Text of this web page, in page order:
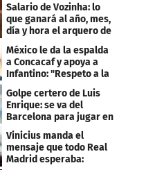
Salario de Vozinha: lo
que ganará al año, mes,
día y hora el arquero de
Cabo Verde
México le da la espalda
a Concacaf y apoya a
Infantino: "Respeto a la
gobernanza"
Golpe certero de Luis
Enrique: se va del
Barcelona para jugar en
el PSG
Vinicius manda el
mensaje que todo Real
Madrid esperaba: